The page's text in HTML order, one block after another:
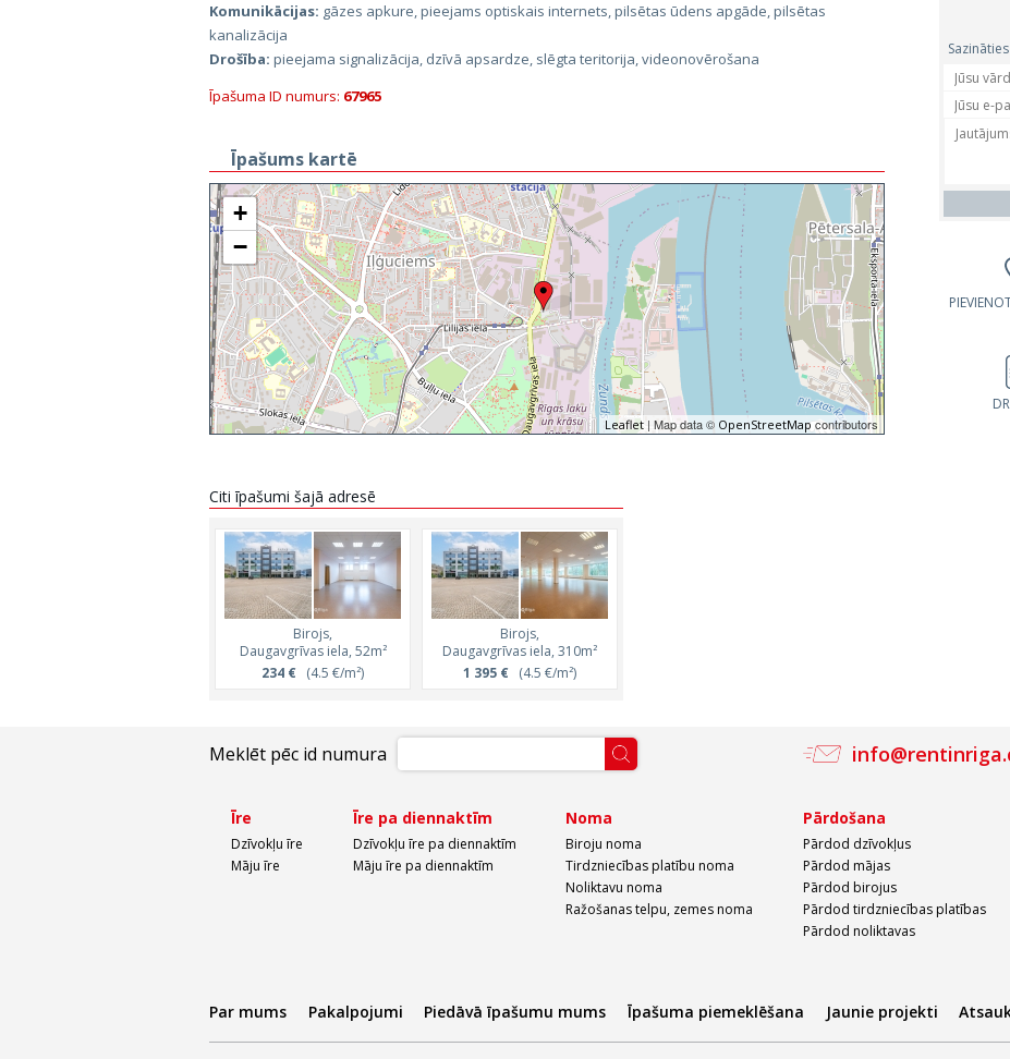
Komunikācijas: gāzes apkure, pieejams optiskais internets, pilsētas ūdens apgāde, pilsētas
kanalizācija
Drošība: pieejama signalizācija, dzīvā apsardze, slēgta teritorija, videonovērošana
Īpašuma ID numurs: 67965
Īpašums kartē
+
−
Leaflet | Map data © OpenStreetMapcontributors
Citi īpašumi šajā adresē
Birojs,
Daugavgrīvas iela, 52m²
234 € (4.5 €/m²)
Birojs,
Daugavgrīvas iela, 310m²
1 395 € (4.5 €/m²)
Meklēt pēc id numura
Īre
Dzīvokļu īre
Māju īre
Īre pa diennaktīm
Dzīvokļu īre pa diennaktīm
Māju īre pa diennaktīm
Noma
Biroju noma
Tirdzniecības platību noma
Noliktavu noma
Ražošanas telpu, zemes noma
Pārdošana
Pārdod dzīvokļus
Pārdod mājas
Pārdod birojus
Pārdod tirdzniecības platības
Pārdod noliktavas
Par mums Pakalpojumi Piedāvā īpašumu mums Īpašuma piemeklēšana Jaunie projekti